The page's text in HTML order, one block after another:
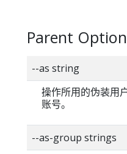
Parent
--as string
操作所用的伪装用
账号。
--as-group strings